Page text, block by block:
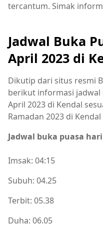
tercantum. Simak
Jadwal Buka
April 2023 di
Dikutip dari situs resmi
berikut informasi jadwal
April 2023 di Kendal
Ramadan 2023 di
Jadwal buka puasa
Imsak: 04:15
Subuh: 04.25
Terbit: 05.38
Duha: 06.05